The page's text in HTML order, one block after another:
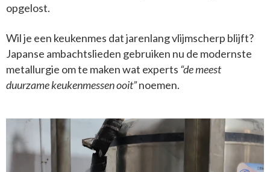
opgelost.
Wil je een keukenmes dat jarenlang vlijmscherp blijft?
Japanse ambachtslieden gebruiken nu de modernste
metallurgie om te maken wat experts “de meest
duurzame keukenmessen ooit”noemen.